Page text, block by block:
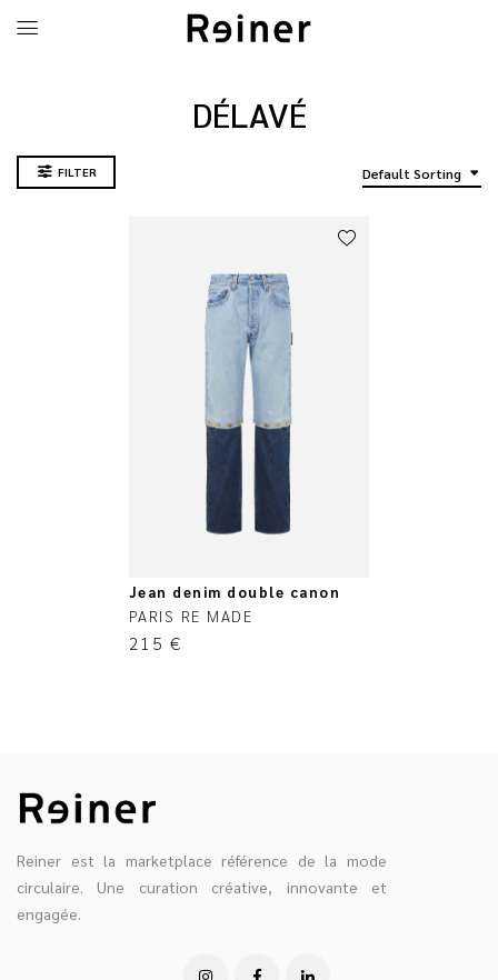
DÉLAVÉ
FILTER Default Sorting
Jean denim double canon
PARIS RE MADE
215 €
Reiner est la marketplace référence de la mode
circulaire. Une curation créative, innovante et
engagée.